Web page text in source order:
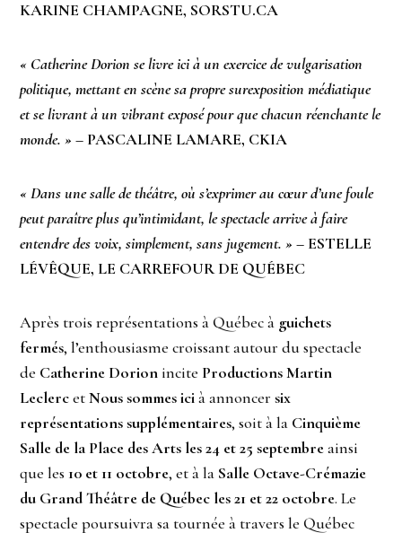
KARINE CHAMPAGNE, SORSTU.CA
« Catherine Dorion se livre ici à un exercice de vulgarisation
politique, mettant en scène sa propre surexposition médiatique
et se livrant à un vibrant exposé pour que chacun réenchante le
monde. »– PASCALINE LAMARE, CKIA
« Dans une salle de théâtre, où s’exprimer au cœur d’une foule
peut paraître plus qu’intimidant, le spectacle arrive à faire
entendre des voix, simplement, sans jugement. »– ESTELLE
LÉVÊQUE, LE CARREFOUR DE QUÉBEC
Après trois représentations à Québec à guichets
fermés, l’enthousiasme croissant autour du spectacle
de Catherine Dorion incite Productions Martin
LeclercetNous sommes icià annoncersix
représentations supplémentaires, soit à la Cinquième
Salle de la Place des Arts les 24 et 25 septembreainsi
que les 10 et 11 octobre, et à la Salle Octave-Crémazie
du Grand Théâtre de Québec les 21 et 22 octobre. Le
spectacle poursuivra sa tournée à travers le Québec